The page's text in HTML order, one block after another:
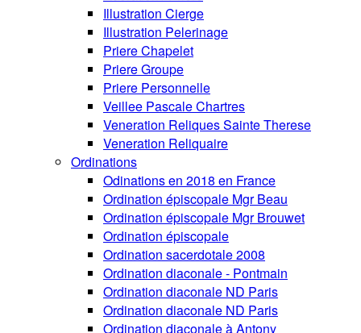
Illustration Cierge
Illustration Pelerinage
Priere Chapelet
Priere Groupe
Priere Personnelle
Veillee Pascale Chartres
Veneration Reliques Sainte Therese
Veneration Reliquaire
Ordinations
Odinations en 2018 en France
Ordination épiscopale Mgr Beau
Ordination épiscopale Mgr Brouwet
Ordination épiscopale
Ordination sacerdotale 2008
Ordination diaconale - Pontmain
Ordination diaconale ND Paris
Ordination diaconale ND Paris
Ordination diaconale à Antony